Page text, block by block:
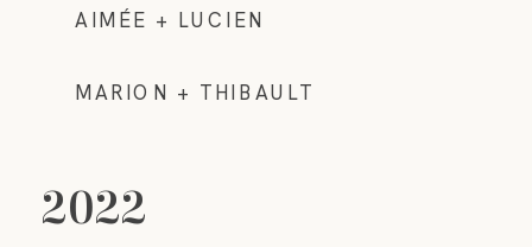
AIMÉE + LUCIEN
MARION + THIBAULT
2022